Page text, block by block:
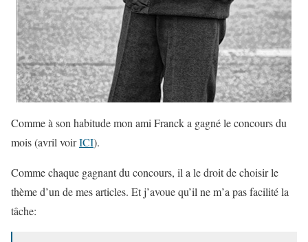
Comme à son habitude mon ami Franck a gagné le concours du
mois (avril voirICI).
Comme chaque gagnant du concours, il a le droit de choisir le
thème d’un de mes articles. Et j’avoue qu’il ne m’a pas facilité la
tâche: